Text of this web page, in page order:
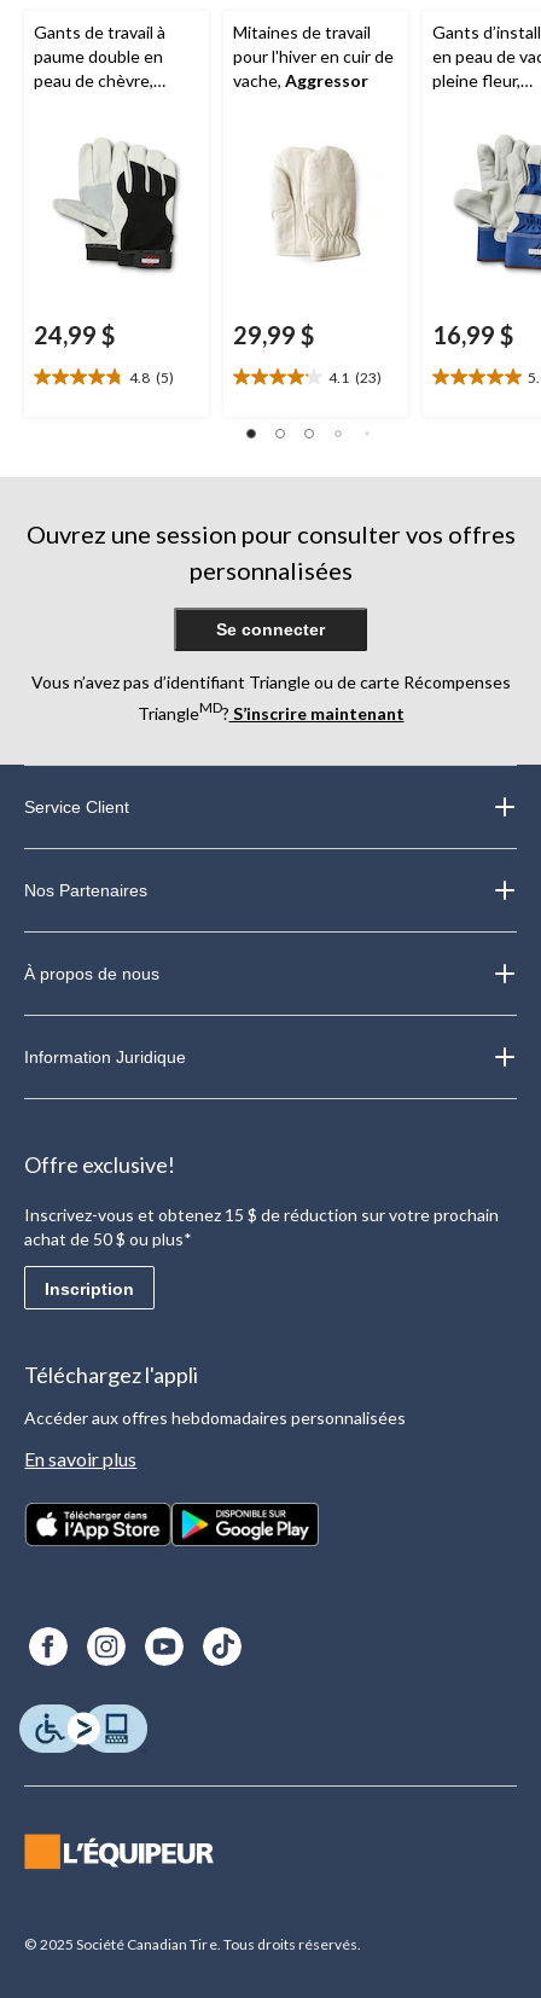
Gants de travail à
paume double en
peau de chèvre,
24,99 $
4.8 (5)
4.8
5
Mitaines de travail
pour l'hiver en cuir de
vache, Aggressor
29,99 $
4.1 (23)
4.1
sur
23
Gants
en peau de
pleine fleur,
16,99 $
5.0
3
Ouvrez une session pour consulter vos offres
personnalisées
Se connecter
Vous n’avez pas d’identifiant Triangle ou de carte Récompenses
TriangleMD? S’inscrire maintenant
Service Client
Nos Partenaires
À propos de nous
Information Juridique
Offre exclusive!
Inscrivez-vous et obtenez 15 $ de réduction sur votre prochain
achat de 50 $ ou plus*
Inscription
Téléchargez l'appli
Accéder aux offres hebdomadaires personnalisées
En savoir plus
© 2025 Société Canadian Tire. Tous droits réservés.